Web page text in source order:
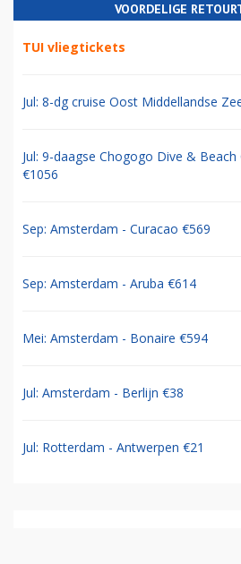
VOORDELIGE
TUI vliegtickets
Jul: 8-dg cruise Oost Middellandse
Jul: 9-daagse Chogogo Dive & Beach
€1056
Sep: Amsterdam - Curacao €569
Sep: Amsterdam - Aruba €614
Mei: Amsterdam - Bonaire €594
Jul: Amsterdam - Berlijn €38
Jul: Rotterdam - Antwerpen €21